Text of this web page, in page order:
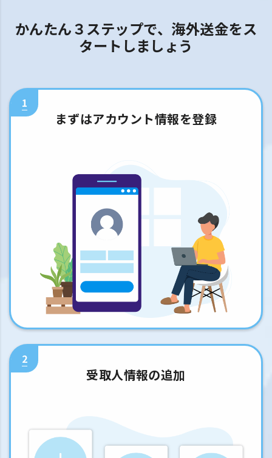
かんたん３ステップで、海外送金をス
タートしましょう
1
まずはアカウント情報を登録
2
受取人情報の追加